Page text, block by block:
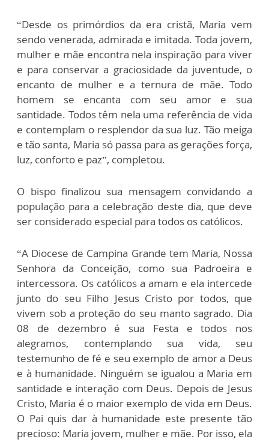
“Desde os primórdios da era cristã, Maria vem
sendo venerada, admirada e imitada. Toda jovem,
mulher e mãe encontra nela inspiração para viver
e para conservar a graciosidade da juventude, o
encanto de mulher e a ternura de mãe. Todo
homem se encanta com seu amor e sua
santidade. Todos têm nela uma referência de vida
e contemplam o resplendor da sua luz. Tão meiga
e tão santa, Maria só passa para as gerações força,
luz, conforto e paz”, completou.
O bispo finalizou sua mensagem convidando a
população para a celebração deste dia, que deve
ser considerado especial para todos os católicos.
“A Diocese de Campina Grande tem Maria, Nossa
Senhora da Conceição, como sua Padroeira e
intercessora. Os católicos a amam e ela intercede
junto do seu Filho Jesus Cristo por todos, que
vivem sob a proteção do seu manto sagrado. Dia
08 de dezembro é sua Festa e todos nos
alegramos, contemplando sua vida, seu
testemunho de fé e seu exemplo de amor a Deus
e à humanidade. Ninguém se igualou a Maria em
santidade e interação com Deus. Depois de Jesus
Cristo, Maria é o maior exemplo de vida em Deus.
O Pai quis dar à humanidade este presente tão
precioso: Maria jovem, mulher e mãe. Por isso, ela